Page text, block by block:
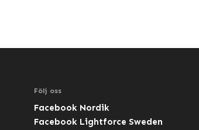
Följ oss
Facebook Nordik
Facebook Lightforce Sweden